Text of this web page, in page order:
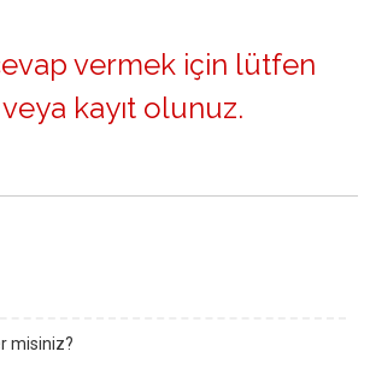
vermek için lütfen
veya kayıt olunuz.
misiniz?